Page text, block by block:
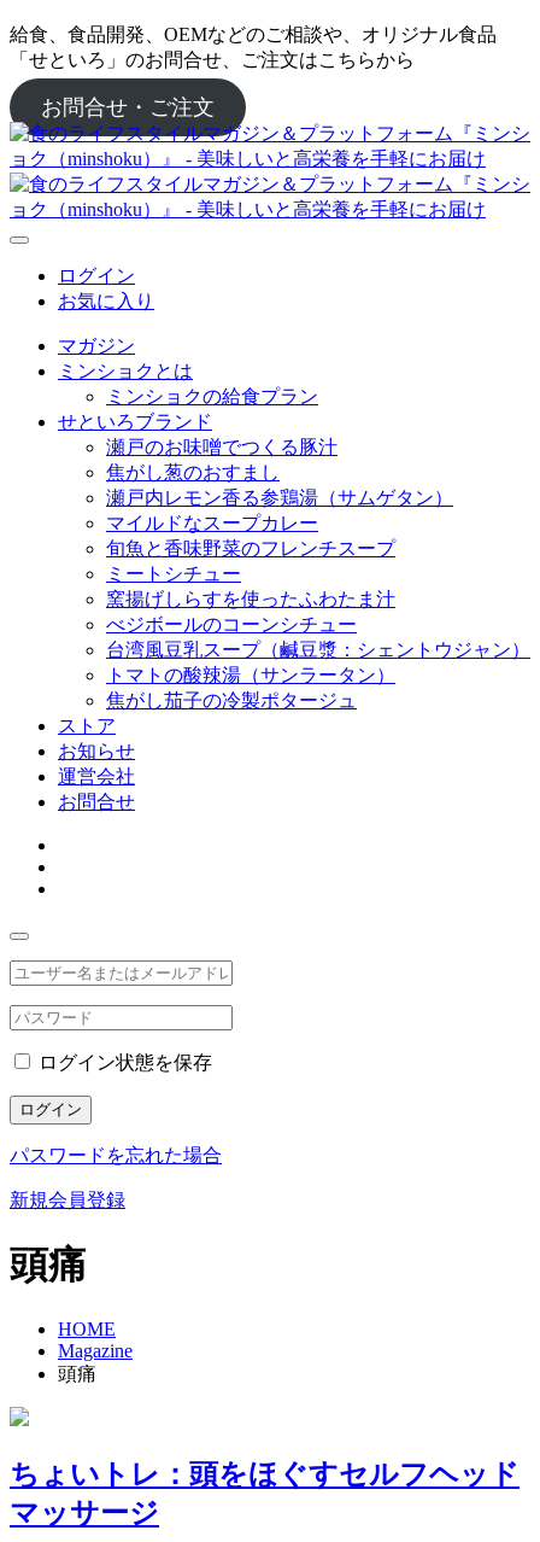
給食、食品開発、OEMなどのご相談や、オリジナル食品
「せといろ」のお問合せ、ご注文はこちらから
お問合せ・ご注文
ログイン
お気に入り
マガジン
ミンショクとは
ミンショクの給食プラン
せといろブランド
瀬戸のお味噌でつくる豚汁
焦がし葱のおすまし
瀬戸内レモン香る参鶏湯（サムゲタン）
マイルドなスープカレー
旬魚と香味野菜のフレンチスープ
ミートシチュー
窯揚げしらすを使ったふわたま汁
べジボールのコーンシチュー
台湾風豆乳スープ（鹹豆漿：シェントウジャン）
トマトの酸辣湯（サンラータン）
焦がし茄子の冷製ポタージュ
ストア
お知らせ
運営会社
お問合せ
ログイン状態を保存
ログイン
パスワードを忘れた場合
新規会員登録
頭痛
HOME
Magazine
頭痛
ちょいトレ：頭をほぐすセルフヘッド
マッサージ